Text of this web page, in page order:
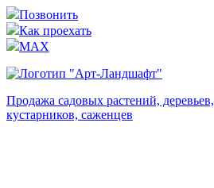
Позвонить
Как проехать
MAX
Продажа садовых растений, деревьев,
кустарников, саженцев